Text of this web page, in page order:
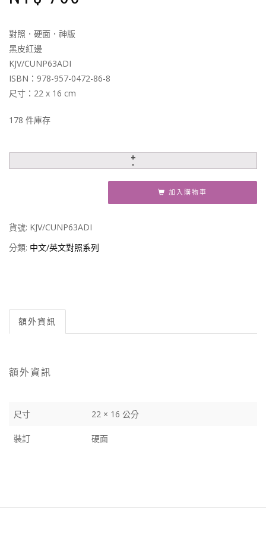
對照．硬面．神版
黑皮紅邊
KJV/CUNP63ADI
ISBN：978-957-0472-86-8
尺寸：22 x 16 cm
178 件庫存
加入購物車
貨號: KJV/CUNP63ADI
分類: 中文/英文對照系列
額外資訊
額外資訊
尺寸 22 × 16 公分
裝訂 硬面